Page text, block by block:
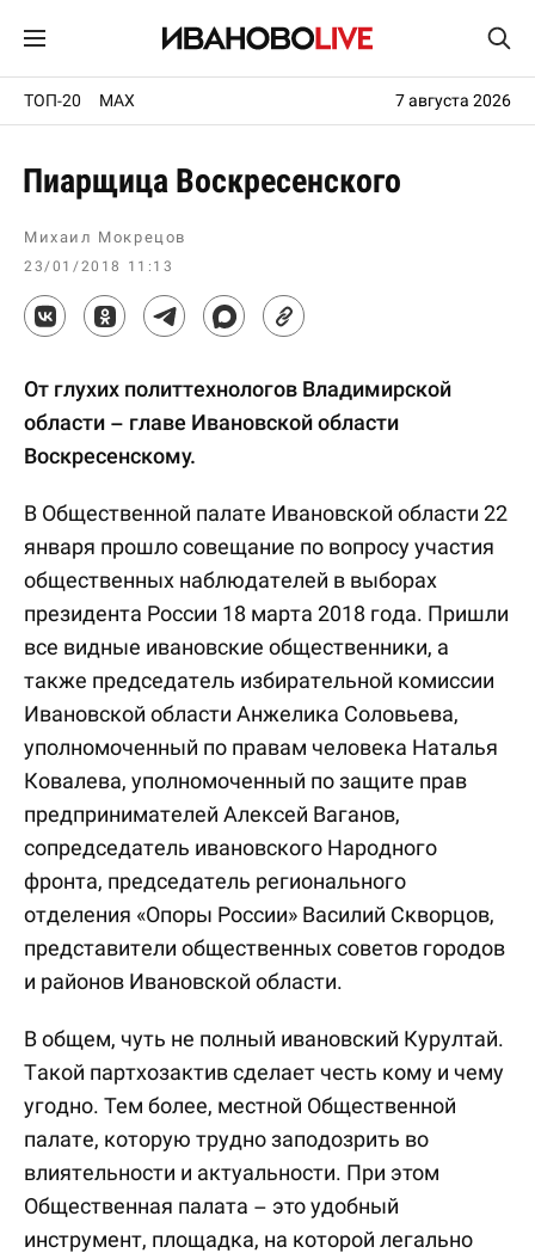
ТОП-20 MAX 7 августа 2026
Пиарщица Воскресенского
Михаил Мокрецов
23/01/2018 11:13
От глухих политтехнологов Владимирской
области – главе Ивановской области
Воскресенскому.
В Общественной палате Ивановской области 22
января прошло совещание по вопросу участия
общественных наблюдателей в выборах
президента России 18 марта 2018 года. Пришли
все видные ивановские общественники, а
также председатель избирательной комиссии
Ивановской области Анжелика Соловьева,
уполномоченный по правам человека Наталья
Ковалева, уполномоченный по защите прав
предпринимателей Алексей Ваганов,
сопредседатель ивановского Народного
фронта, председатель регионального
отделения «Опоры России» Василий Скворцов,
представители общественных советов городов
и районов Ивановской области.
В общем, чуть не полный ивановский Курултай.
Такой партхозактив сделает честь кому и чему
угодно. Тем более, местной Общественной
палате, которую трудно заподозрить во
влиятельности и актуальности. При этом
Общественная палата – это удобный
инструмент, площадка, на которой легально